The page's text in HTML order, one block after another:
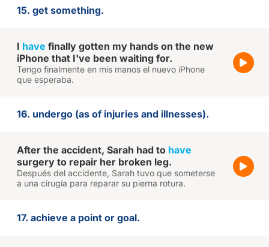
15. get something.
I have finally gotten my hands on the new
iPhone that I've been waiting for.
Tengo finalmente en mis manos el nuevo iPhone
que esperaba.
16. undergo (as of injuries and illnesses).
After the accident, Sarah had to have
surgery to repair her broken leg.
Después del accidente, Sarah tuvo que someterse
a una cirugía para reparar su pierna rotura.
17. achieve a point or goal.